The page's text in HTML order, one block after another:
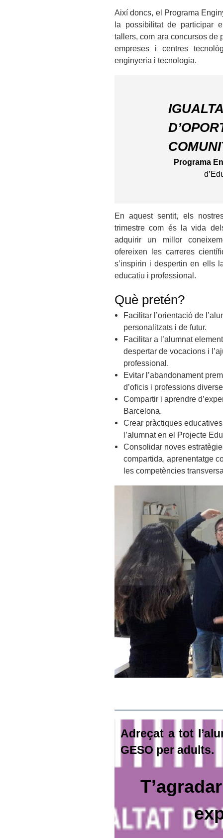
Així doncs, el Programa
la possibilitat de participar
tallers, com ara concursos de
empreses i centres
enginyeria i tecnologia.
Programa
En aquest sentit, els
trimestre com és la vida
adquirir un millor
ofereixen les carreres
s’inspirin i despertin en ells
educatiu i professional.
Què pretén?
Facilitar l’orientació de
personalitzats i de futur.
Facilitar a l’alumnat
despertar de vocacions i
professional.
Evitar l’abandonament
d’oficis i professions
Compartir i aprendre
Barcelona.
Crear pràctiques
l’alumnat en el Projecte
Consolidar noves
compartida, aprenentatge
les competències
Adreçat a tot
GESO per adults.